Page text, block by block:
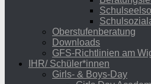
Oberstufenberatung
Downloads
GFS-Richtlinien am
IHR/ Schüler*innen
Girls- & Boys-Day